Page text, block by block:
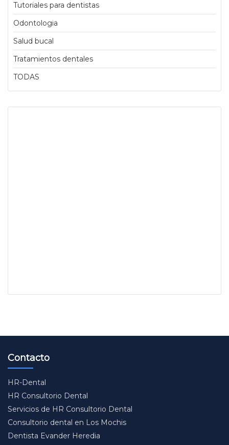
Tutoriales para dentistas
Odontologia
Salud bucal
Tratamientos dentales
TODAS
Contacto
HR-Dental
HR Consultorio Dental
Servicios de HR Consultorio Dental
Consultorio dental en Los Mochis
Dentista Evander Heredia